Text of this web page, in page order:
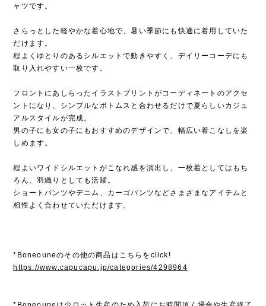
ャツです。
さらっとした軽やかな着心地で、暑い季節にも快適に着用していた
だけます。
程よくゆとりのあるシルエットで動きやすく、デイリーコーデにも
取り入れやすい一枚です。
フロントにあしらったイラストプリントがコーディネートのアクセ
ントになり、シンプルなボトムスと合わせるだけで夏らしいカジュ
アルスタイルが完成。
男の子にも女の子にもおすすめのデザインで、幅広い着こなしを楽
しめます。
程よいワイドシルエットがこなれ感を演出し、一枚着としてはもち
ろん、羽織りとしても活躍。
ショートパンツやデニム、カーゴパンツなどさまざまなアイテムと
相性よく合わせていただけます。
*Boneouneのその他の商品はこちらをclick!
https://www.capucapu.jp/categories/4298964